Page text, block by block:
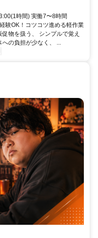
※車・バイク・自転車通勤
時間) 実働7〜8時間
験OK！コツコツ進める軽作業
物を扱う、 シンプルで覚え
の負担が少なく、 ...